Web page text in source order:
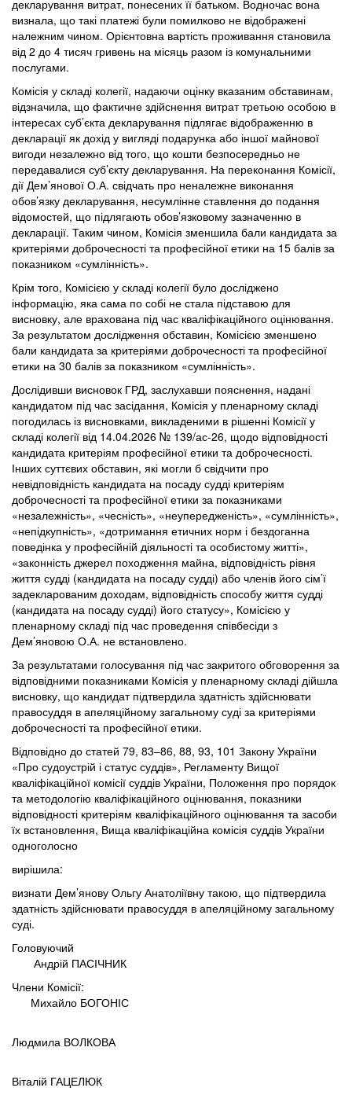
декларування витрат, понесених її батьком. Водночас вона
визнала, що такі платежі були помилково не відображені
належним чином. Орієнтовна вартість проживання становила
від 2 до 4 тисяч гривень на місяць разом із комунальними
послугами.
Комісія у складі колегії, надаючи оцінку вказаним обставинам,
відзначила, що фактичне здійснення витрат третьою особою в
інтересах суб’єкта декларування підлягає відображенню в
декларації як дохід у вигляді подарунка або іншої майнової
вигоди незалежно від того, що кошти безпосередньо не
передавалися суб’єкту декларування. На переконання Комісії,
дії Дем’янової О.А. свідчать про неналежне виконання
обов’язку декларування, несумлінне ставлення до подання
відомостей, що підлягають обов’язковому зазначенню в
декларації. Таким чином, Комісія зменшила бали кандидата за
критеріями доброчесності та професійної етики на 15 балів за
показником «сумлінність».
Крім того, Комісією у складі колегії було досліджено
інформацію, яка сама по собі не стала підставою для
висновку, але врахована під час кваліфікаційного оцінювання.
За результатом дослідження обставин, Комісією зменшено
бали кандидата за критеріями доброчесності та професійної
етики на 30 балів за показником «сумлінність».
Дослідивши висновок ГРД, заслухавши пояснення, надані
кандидатом під час засідання, Комісія у пленарному складі
погодилась із висновками, викладеними в рішенні Комісії у
складі колегії від 14.04.2026 № 139/ас-26, щодо відповідності
кандидата критеріям професійної етики та доброчесності.
Інших суттєвих обставин, які могли б свідчити про
невідповідність кандидата на посаду судді критеріям
доброчесності та професійної етики за показниками
«незалежність», «чесність», «неупередженість», «сумлінність»,
«непідкупність», «дотримання етичних норм і бездоганна
поведінка у професійній діяльності та особистому житті»,
«законність джерел походження майна, відповідність рівня
життя судді (кандидата на посаду судді) або членів його сім’ї
задекларованим доходам, відповідність способу життя судді
(кандидата на посаду судді) його статусу», Комісією у
пленарному складі під час проведення співбесіди з
Дем’яновою О.А. не встановлено.
За результатами голосування під час закритого обговорення за
відповідними показниками Комісія у пленарному складі дійшла
висновку, що кандидат підтвердила здатність здійснювати
правосуддя в апеляційному загальному суді за критеріями
доброчесності та професійної етики.
Відповідно до статей 79, 83–86, 88, 93, 101 Закону України
«Про судоустрій і статус суддів», Регламенту Вищої
кваліфікаційної комісії суддів України, Положення про порядок
та методологію кваліфікаційного оцінювання, показники
відповідності критеріям кваліфікаційного оцінювання та засоби
їх встановлення, Вища кваліфікаційна комісія суддів України
одноголосно
вирішила:
визнати Дем’янову Ольгу Анатоліївну такою, що підтвердила
здатність здійснювати правосуддя в апеляційному загальному
суді.
Головуючий
Андрій ПАСІЧНИК
Члени Комісії:
Михайло БОГОНІС
Людмила ВОЛКОВА
Віталій ГАЦЕЛЮК